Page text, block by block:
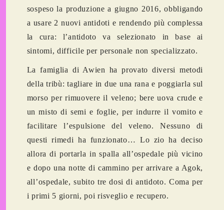
sospeso la produzione a giugno 2016, obbligando
a usare 2 nuovi antidoti e rendendo più complessa
la cura: l’antidoto va selezionato in base ai
sintomi, difficile per personale non specializzato.
La famiglia di Awien ha provato diversi metodi
della tribù: tagliare in due una rana e poggiarla sul
morso per rimuovere il veleno; bere uova crude e
un misto di semi e foglie, per indurre il vomito e
facilitare l’espulsione del veleno. Nessuno di
questi rimedi ha funzionato… Lo zio ha deciso
allora di portarla in spalla all’ospedale più vicino
e dopo una notte di cammino per arrivare a Agok,
all’ospedale, subito tre dosi di antidoto. Coma per
i primi 5 giorni, poi risveglio e recupero.